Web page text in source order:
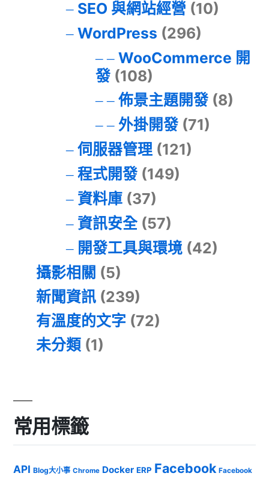
SEO 與網站經營 (10)
WordPress (296)
WooCommerce 開
發(108)
佈景主題開發(8)
外掛開發(71)
伺服器管理(121)
程式開發(149)
資料庫(37)
資訊安全(57)
開發工具與環境(42)
攝影相關 (5)
新聞資訊 (239)
有溫度的文字 (72)
未分類 (1)
常用標籤
API Blog大小事 Chrome Docker ERP Facebook Facebook